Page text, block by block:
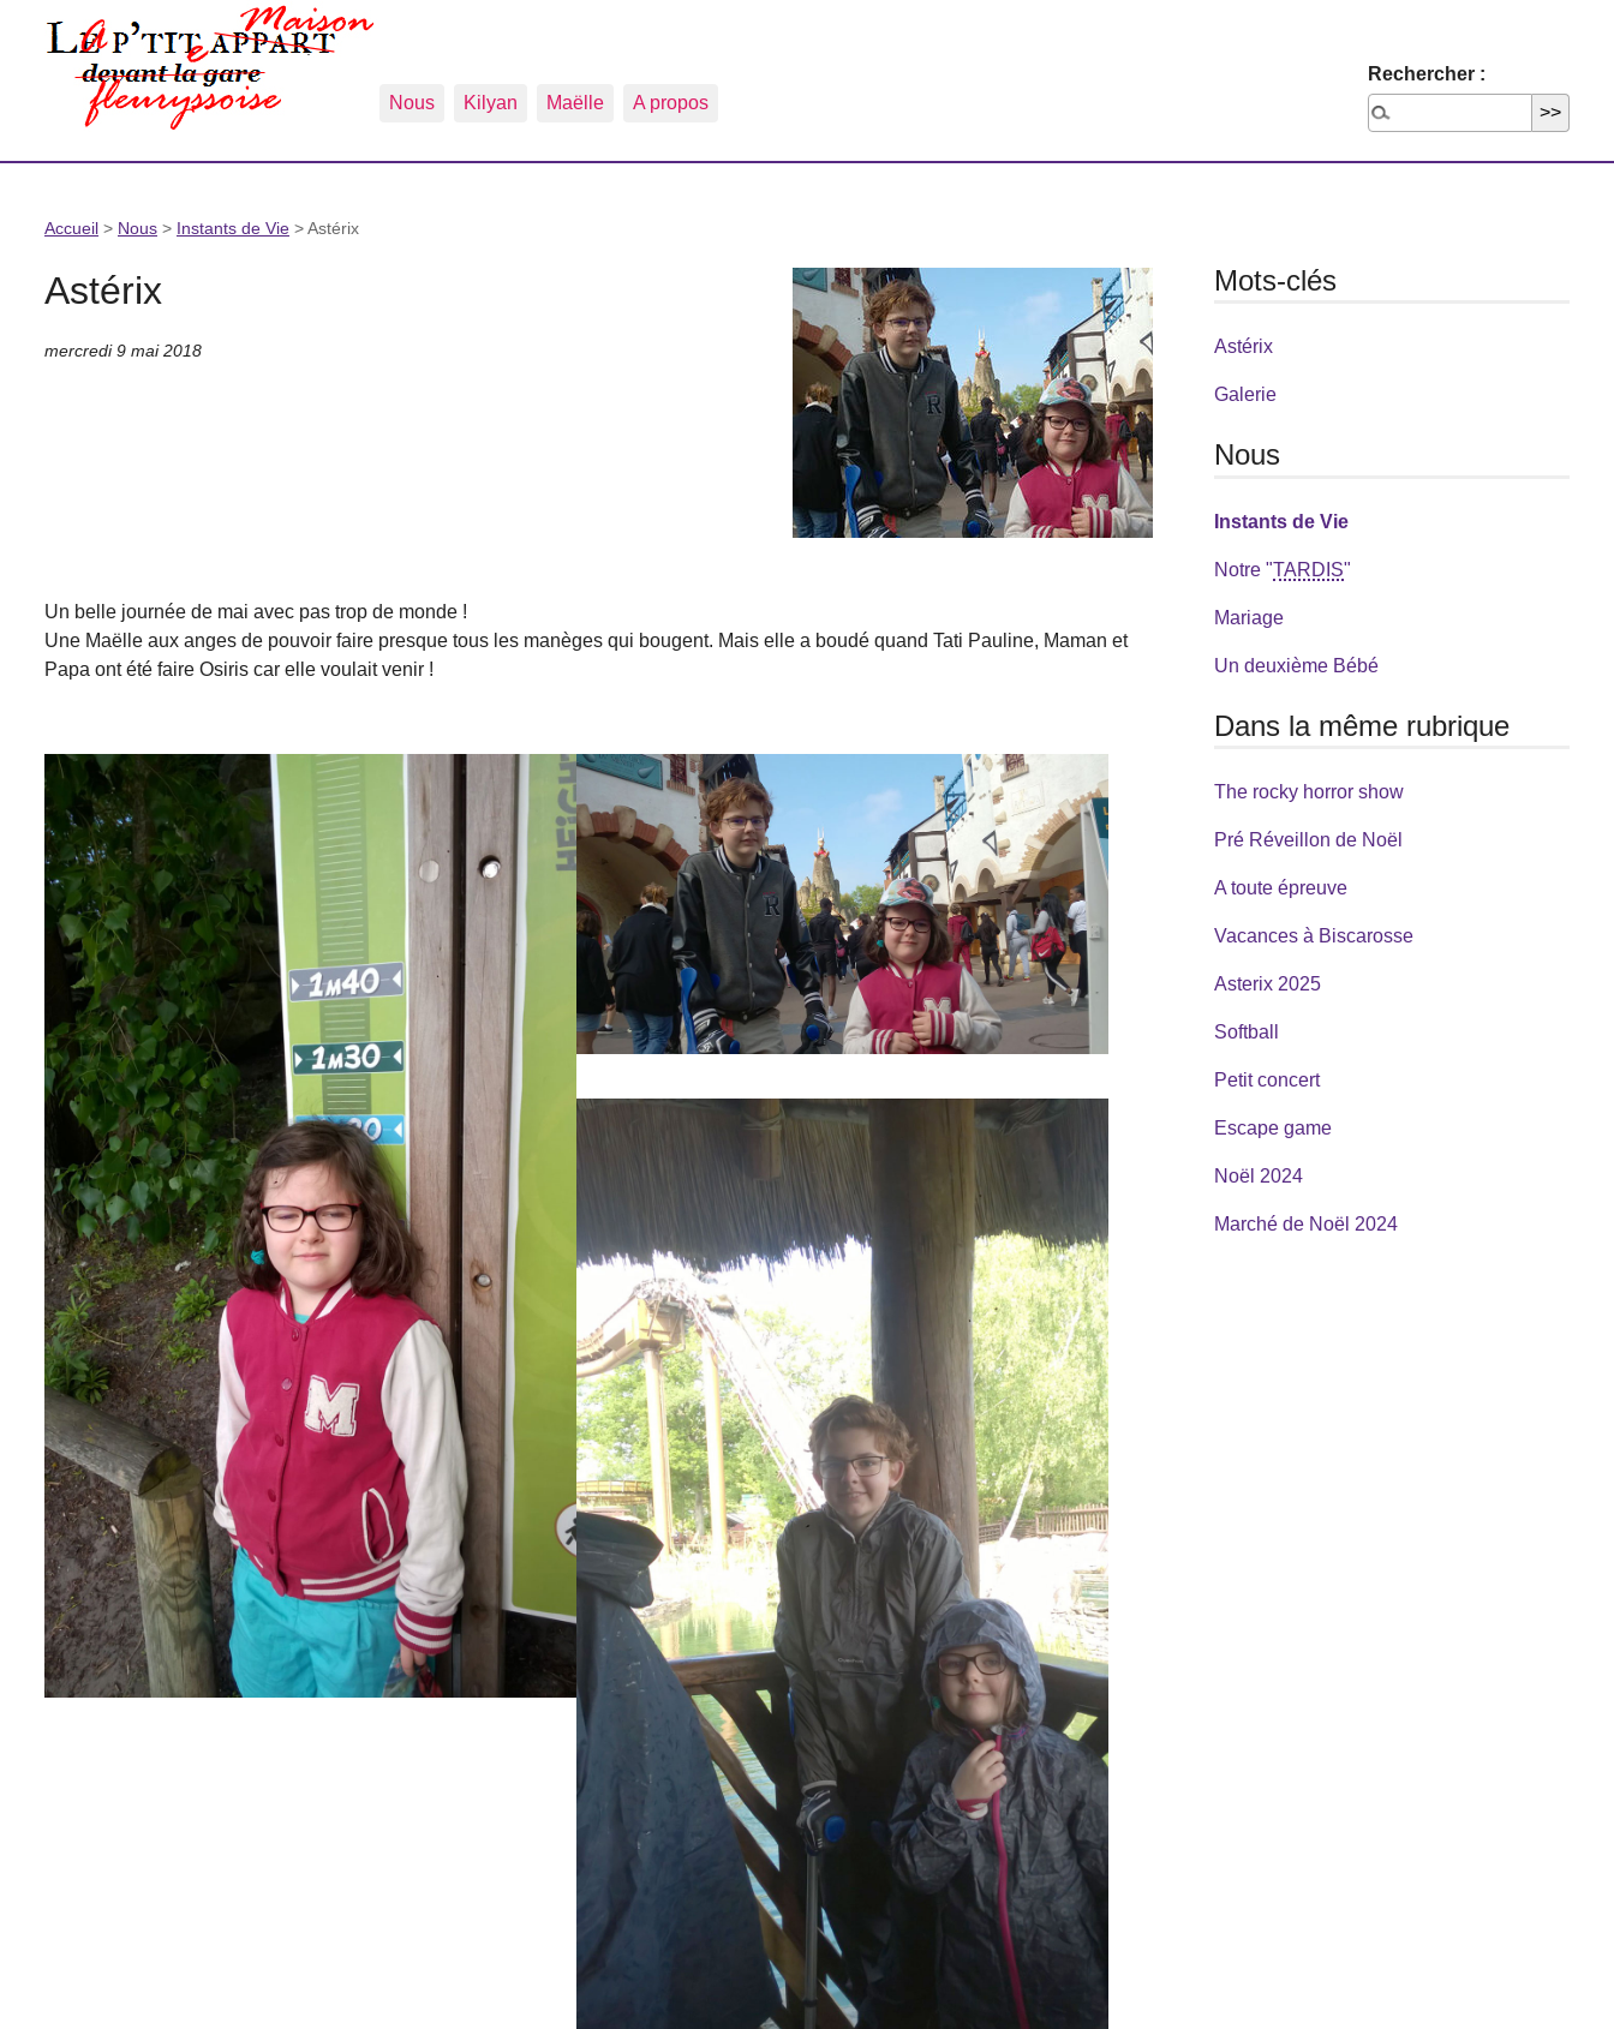
Nous Kilyan Maëlle A propos
Rechercher :
Accueil > Nous > Instants de Vie >Astérix
Astérix
mercredi 9 mai 2018
Un belle journée de mai avec pas trop de monde !
Une Maëlle aux anges de pouvoir faire presque tous les manèges qui bougent. Mais elle a boudé quand Tati Pauline, Maman et
Papa ont été faire Osiris car elle voulait venir !
Mots-clés
Astérix
Galerie
Nous
Instants de Vie
Notre "TARDIS"
Mariage
Un deuxième Bébé
Dans la même rubrique
The rocky horror show
Pré Réveillon de Noël
A toute épreuve
Vacances à Biscarosse
Asterix 2025
Softball
Petit concert
Escape game
Noël 2024
Marché de Noël 2024